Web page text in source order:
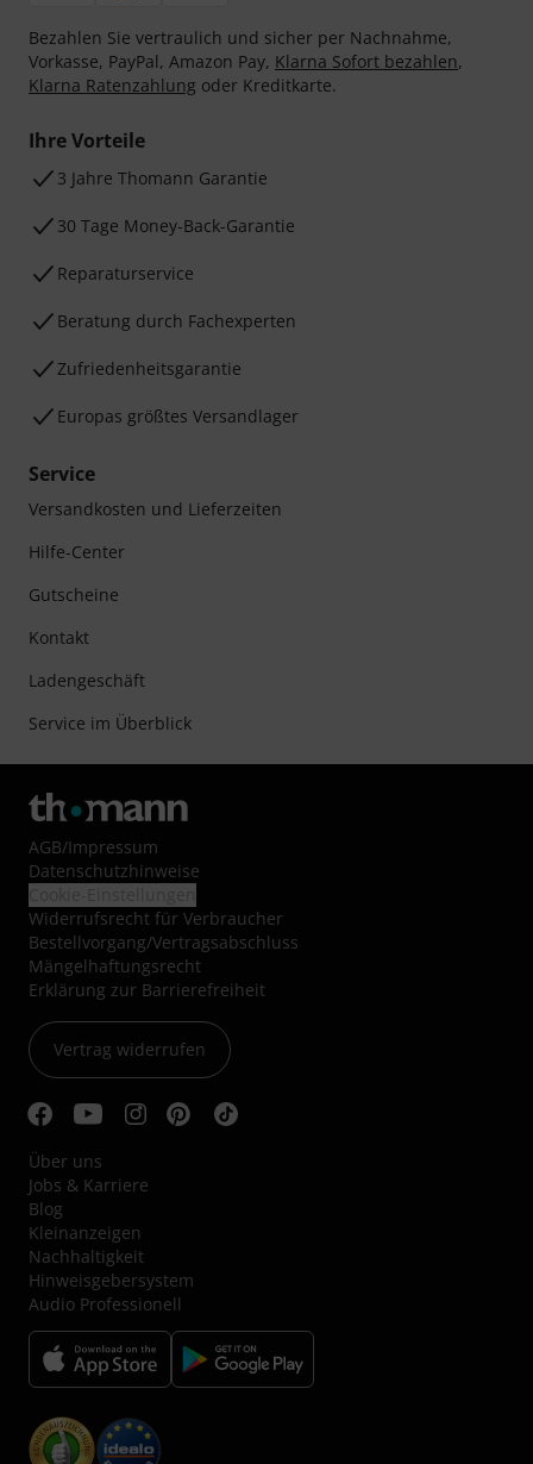
Bezahlen Sie vertraulich und sicher per Nachnahme,
Vorkasse, PayPal, Amazon Pay, Klarna Sofort bezahlen,
Klarna Ratenzahlung oder Kreditkarte.
Ihre Vorteile
3 Jahre Thomann Garantie
30 Tage Money-Back-Garantie
Reparaturservice
Beratung durch Fachexperten
Zufriedenheitsgarantie
Europas größtes Versandlager
Service
Versandkosten und Lieferzeiten
Hilfe-Center
Gutscheine
Kontakt
Ladengeschäft
Service im Überblick
AGB/Impressum
Datenschutzhinweise
Widerrufsrecht für Verbraucher
Bestellvorgang/Vertragsabschluss
Mängelhaftungsrecht
Erklärung zur Barrierefreiheit
Vertrag widerrufen
Über uns
Jobs & Karriere
Blog
Kleinanzeigen
Nachhaltigkeit
Hinweisgebersystem
Audio Professionell